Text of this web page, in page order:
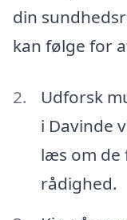
din
kan følge for
Udforsk
i Davinde
læs om de
rådighed.